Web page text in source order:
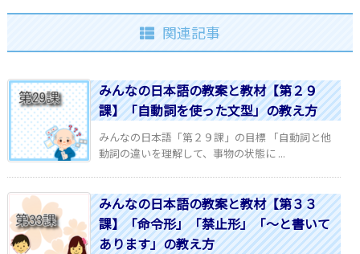
関連記事
みんなの日本語の教案と教材【第２９
課】「自動詞を使った文型」の教え方
みんなの日本語「第２９課」の目標 「自動詞と他
動詞の違いを理解して、事物の状態に ...
みんなの日本語の教案と教材【第３３
課】「命令形」「禁止形」「～と書いて
あります」の教え方